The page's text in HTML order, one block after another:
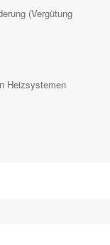
(Vergütung
Heizsystemen